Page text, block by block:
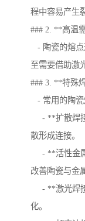
程中容易产生
### 2. **高温
- 陶瓷的熔点
至需要借助激
### 3. **特殊
- 常用的陶瓷
- **扩散焊接
散形成连接。
- **活性金属
改善陶瓷与金
- **激光焊接
化。